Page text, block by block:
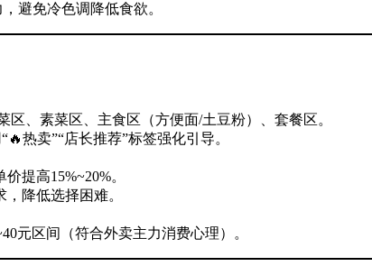
避免冷色调降低食欲。
区、素菜区、主食区（方便面/土豆粉）、套餐区。
热卖”“店长推荐”标签强化引导。
提高15%~20%。
降低选择困难。
元区间（符合外卖主力消费心理）。